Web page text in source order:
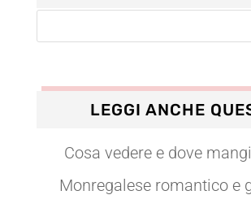
LEGGI ANCHE
Cosa vedere e dove
Monregalese romantico e